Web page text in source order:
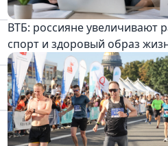
ВТБ: россияне увеличивают
спорт и здоровый образ